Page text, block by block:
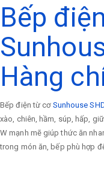
Bếp
Hàng
Bếp điện từ cơ Sunhouse
xào, chiên, hầm, súp, hấp,
W mạnh mẽ giúp thức ăn
trong món ăn, bếp phù hợp